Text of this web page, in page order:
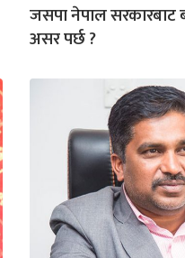
जसपा नेपाल सरकारबाट
असर पर्छ ?